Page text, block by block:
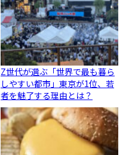
Z世代が選ぶ「世界で最も暮ら
しやすい都市」東京が1位、若
者を魅了する理由とは？